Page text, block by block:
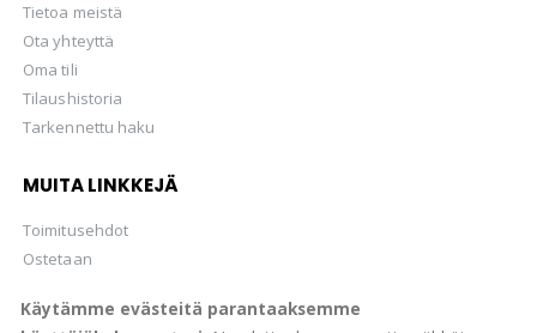
Käytämme evästeitä parantaaksemme
Tietoa meistä
Ota yhteyttä
Oma tili
Tilaushistoria
Tarkennettu haku
MUITA LINKKEJÄ
Toimitusehdot
Ostetaan